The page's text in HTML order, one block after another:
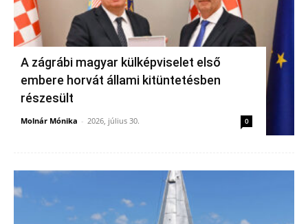
A zágrábi magyar külképviselet első
embere horvát állami kitüntetésben
részesült
Molnár Mónika - 2026, július 30. 0